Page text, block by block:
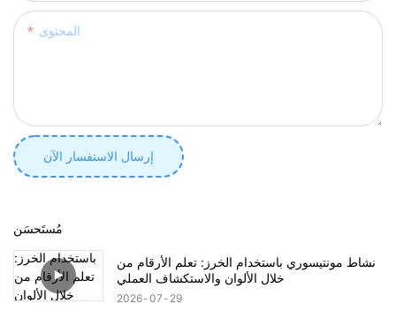
المحتوى
إرسال الاستفسار الآن
مُستَحسَن
نشاط مونتيسوري باستخدام الخرز: تعلم الأرقام من
خلال الألوان والاستكشاف العملي
2026 07 29